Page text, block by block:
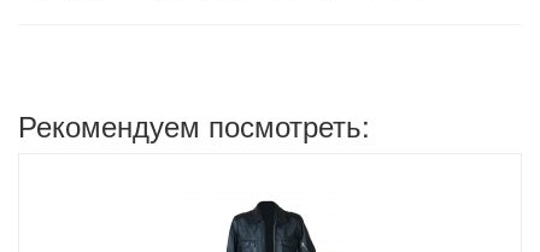
Рекомендуем посмотреть: